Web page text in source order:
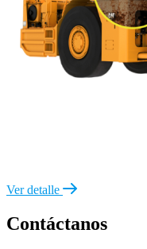
Ver detalle
Contáctanos